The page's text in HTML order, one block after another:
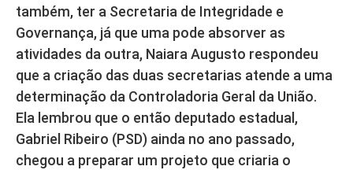
também, ter a Secretaria de Integridade e
Governança, já que uma pode absorver as
atividades da outra, Naiara Augusto respondeu
que a criação das duas secretarias atende a uma
determinação da Controladoria Geral da União.
Ela lembrou que o então deputado estadual,
Gabriel Ribeiro (PSD) ainda no ano passado,
chegou a preparar um projeto que criaria o